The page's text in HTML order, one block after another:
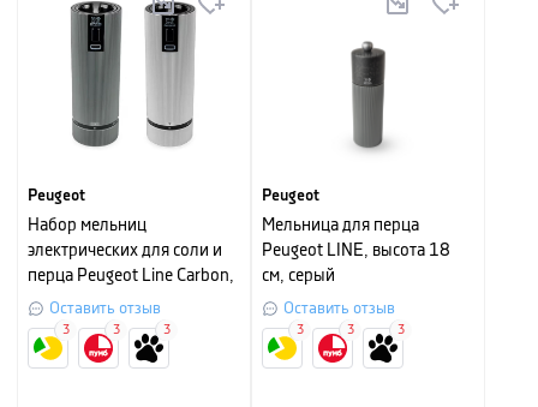
Peugeot
Набор мельниц
электрических для соли и
перца Peugeot Line Carbon,
высота 15 см, серый
Оставить отзыв
3 3 3
Peugeot
Мельница для перца
Peugeot LINE, высота 18
см, серый
Оставить отзыв
3 3 3